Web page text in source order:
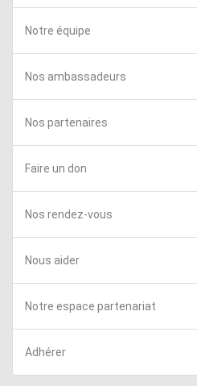
Notre équipe
Nos ambassadeurs
Nos partenaires
Faire un don
Nos rendez-vous
Nous aider
Notre espace partenariat
Adhérer